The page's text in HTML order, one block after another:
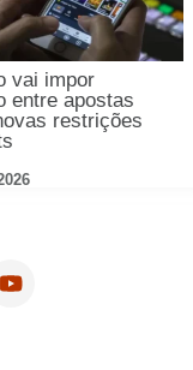
vai impor
entre apostas
restrições